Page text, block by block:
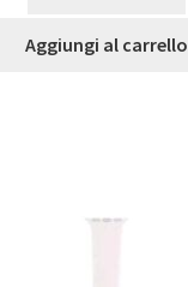
Aggiungi al carrello